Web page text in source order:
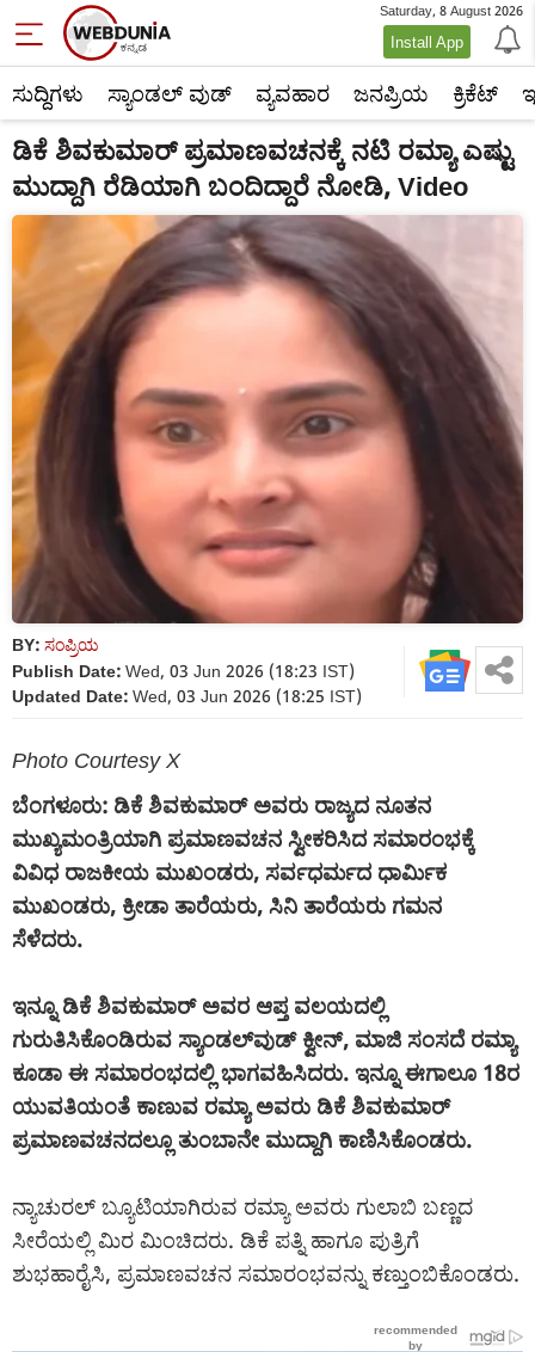
Saturday, 8 August 2026
Install App
ಸುದ್ದಿಗಳು ಸ್ಯಾಂಡಲ್ ವುಡ್ ವ್ಯವಹಾರ ಜನಪ್ರಿಯ ಕ್ರಿಕೆಟ್‌
ಡಿಕೆ ಶಿವಕುಮಾರ್ ಪ್ರಮಾಣವಚನಕ್ಕೆ ನಟಿ ರಮ್ಯಾ ಎಷ್ಟು
ಮುದ್ದಾಗಿ ರೆಡಿಯಾಗಿ ಬಂದಿದ್ದಾರೆ ನೋಡಿ, Video
BY: ಸಂಪ್ರಿಯ
Publish Date: Wed, 03 Jun 2026 (18:23 IST)
Updated Date: Wed, 03 Jun 2026 (18:25 IST)
Photo Courtesy X
ಬೆಂಗಳೂರು: ಡಿಕೆ ಶಿವಕುಮಾರ್ ಅವರು ರಾಜ್ಯದ ನೂತನ
ಮುಖ್ಯಮಂತ್ರಿಯಾಗಿ ಪ್ರಮಾಣವಚನ ಸ್ವೀಕರಿಸಿದ ಸಮಾರಂಭಕ್ಕೆ
ವಿವಿಧ ರಾಜಕೀಯ ಮುಖಂಡರು, ಸರ್ವಧರ್ಮದ ಧಾರ್ಮಿಕ
ಮುಖಂಡರು, ಕ್ರೀಡಾ ತಾರೆಯರು, ಸಿನಿ ತಾರೆಯರು ಗಮನ
ಸೆಳೆದರು.
ಇನ್ನೂ ಡಿಕೆ ಶಿವಕುಮಾರ್ ಅವರ ಆಪ್ತ ವಲಯದಲ್ಲಿ
ಗುರುತಿಸಿಕೊಂಡಿರುವ ಸ್ಯಾಂಡಲ್‌ವುಡ್ ಕ್ವೀನ್, ಮಾಜಿ ಸಂಸದೆ ರಮ್ಯಾ
ಕೂಡಾ ಈ ಸಮಾರಂಭದಲ್ಲಿ ಭಾಗವಹಿಸಿದರು. ಇನ್ನೂ ಈಗಾಲೂ 18ರ
ಯುವತಿಯಂತೆ ಕಾಣುವ ರಮ್ಯಾ ಅವರು ಡಿಕೆ ಶಿವಕುಮಾರ್
ಪ್ರಮಾಣವಚನದಲ್ಲೂ ತುಂಬಾನೇ ಮುದ್ದಾಗಿ ಕಾಣಿಸಿಕೊಂಡರು.
ನ್ಯಾಚುರಲ್ ಬ್ಯೂಟಿಯಾಗಿರುವ ರಮ್ಯಾ ಅವರು ಗುಲಾಬಿ ಬಣ್ಣದ
ಸೀರೆಯಲ್ಲಿ ಮಿರ ಮಿಂಚಿದರು. ಡಿಕೆ ಪತ್ನಿ ಹಾಗೂ ಪುತ್ರಿಗೆ
ಶುಭಹಾರೈಸಿ, ಪ್ರಮಾಣವಚನ ಸಮಾರಂಭವನ್ನು ಕಣ್ತುಂಬಿಕೊಂಡರು.